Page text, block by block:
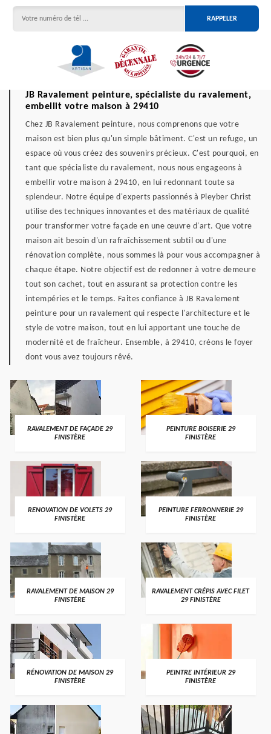
JB Ravalement peinture, spécialiste du ravalement,
embellit votre maison à 29410
Chez JB Ravalement peinture, nous comprenons que votre
maison est bien plus qu'un simple bâtiment. C'est un refuge, un
espace où vous créez des souvenirs précieux. C'est pourquoi, en
tant que spécialiste du ravalement, nous nous engageons à
embellir votre maison à 29410, en lui redonnant toute sa
splendeur. Notre équipe d'experts passionnés à Pleyber Christ
utilise des techniques innovantes et des matériaux de qualité
pour transformer votre façade en une œuvre d'art. Que votre
maison ait besoin d'un rafraîchissement subtil ou d'une
rénovation complète, nous sommes là pour vous accompagner à
chaque étape. Notre objectif est de redonner à votre demeure
tout son cachet, tout en assurant sa protection contre les
intempéries et le temps. Faites confiance à JB Ravalement
peinture pour un ravalement qui respecte l'architecture et le
style de votre maison, tout en lui apportant une touche de
modernité et de fraîcheur. Ensemble, à 29410, créons le foyer
dont vous avez toujours rêvé.
RAVALEMENT DE FAÇADE 29
FINISTÈRE
PEINTURE BOISERIE 29
FINISTÈRE
RENOVATION DE VOLETS 29
FINISTÈRE
PEINTURE FERRONNERIE 29
FINISTÈRE
RAVALEMENT DE MAISON 29
FINISTÈRE
RAVALEMENT CRÉPIS AVEC FILET
29 FINISTÈRE
RÉNOVATION DE MAISON 29
FINISTÈRE
PEINTRE INTÉRIEUR 29
FINISTÈRE